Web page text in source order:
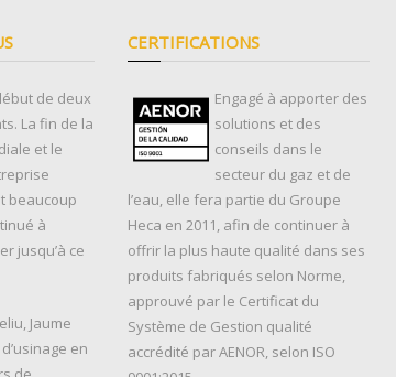
de deux
La fin de la
et le
beaucoup
à
jusqu’à ce
Jaume
en
CERTIFICATIONS
Engagé à apporter des
solutions et des
conseils dans le
secteur du gaz et de
l’eau, elle fera partie du Groupe
Heca en 2011, afin de continuer à
offrir la plus haute qualité dans ses
produits fabriqués selon Norme,
approuvé par le Certificat du
Système de Gestion qualité
accrédité par AENOR, selon ISO